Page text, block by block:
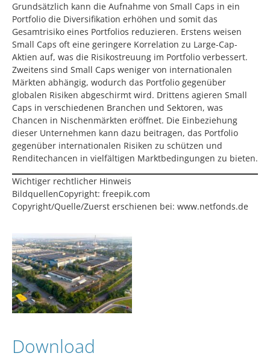
Grundsätzlich kann die Aufnahme von Small Caps in ein
Portfolio die Diversifikation erhöhen und somit das
Gesamtrisiko eines Portfolios reduzieren. Erstens weisen
Small Caps oft eine geringere Korrelation zu Large-Cap-
Aktien auf, was die Risikostreuung im Portfolio verbessert.
Zweitens sind Small Caps weniger von internationalen
Märkten abhängig, wodurch das Portfolio gegenüber
globalen Risiken abgeschirmt wird. Drittens agieren Small
Caps in verschiedenen Branchen und Sektoren, was
Chancen in Nischenmärkten eröffnet. Die Einbeziehung
dieser Unternehmen kann dazu beitragen, das Portfolio
gegenüber internationalen Risiken zu schützen und
Renditechancen in vielfältigen Marktbedingungen zu bieten.
Wichtiger rechtlicher Hinweis
BildquellenCopyright: freepik.com
Copyright/Quelle/Zuerst erschienen bei: www.netfonds.de
Download